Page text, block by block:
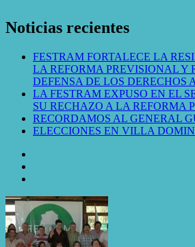
Noticias recientes
FESTRAM FORTALECE LA
LA REFORMA PREVISIONAL Y
DEFENSA DE LOS DERECHOS
LA FESTRAM EXPUSO EN EL
SU RECHAZO A LA REFORMA
RECORDAMOS AL GENERAL
ELECCIONES EN VILLA